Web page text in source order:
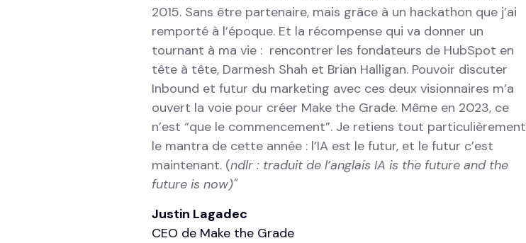
2015. Sans être partenaire, mais grâce à un hackathon que j’ai
remporté à l’époque. Et la récompense qui va donner un
tournant à ma vie : rencontrer les fondateurs de HubSpot en
tête à tête, Darmesh Shah et Brian Halligan. Pouvoir discuter
Inbound et futur du marketing avec ces deux visionnaires m’a
ouvert la voie pour créer Make the Grade. Même en 2023, ce
n’est “que le commencement”. Je retiens tout particulièrement
le mantra de cette année : l’IA est le futur, et le futur c’est
maintenant. (ndlr : traduit de l’anglais IA is the future and the
future is now)"
Justin Lagadec
CEO de Make the Grade